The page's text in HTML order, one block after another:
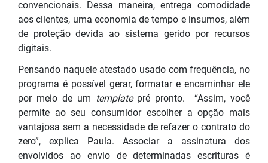
convencionais. Dessa maneira, entrega comodidade
aos clientes, uma economia de tempo e insumos, além
de proteção devida ao sistema gerido por recursos
digitais.
Pensando naquele atestado usado com frequência, no
programa é possível gerar, formatar e encaminhar ele
por meio de um template pré pronto. “Assim, você
permite ao seu consumidor escolher a opção mais
vantajosa sem a necessidade de refazer o contrato do
zero”, explica Paula. Associar a assinatura dos
envolvidos ao envio de determinadas escrituras é